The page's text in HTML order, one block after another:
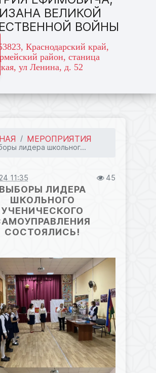
ВЕЛИКОЙ
ВОЙНЫ
Краснодарский край,
район, станица
ул Ленина, д. 52
МЕРОПРИЯТИЯ
лидера школьног...
11:35 45
ВЫБОРЫ ЛИДЕРА
ШКОЛЬНОГО
УЧЕНИЧЕСКОГО
СОСТОЯЛИСЬ!